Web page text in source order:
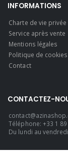
INFORMATIONS
Charte de vie privée
Service après vente
Mentions légales
Politique de cookies
Contact
CONTACTEZ-
Téléphone: +33 1
Du lundi au